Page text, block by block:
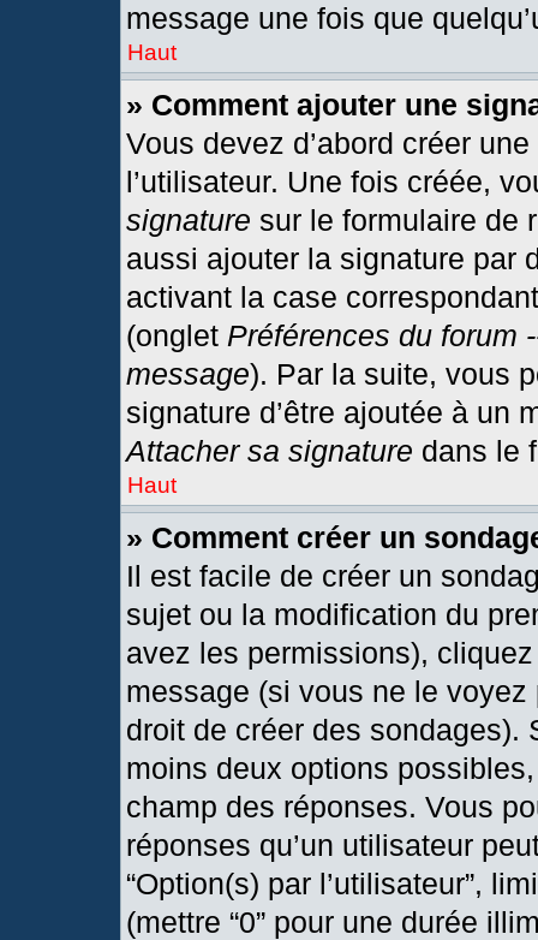
message une fois que
Haut
» Comment ajouter une
Vous devez d’abord créer
l’utilisateur. Une fois créée,
signature sur le formulaire de
aussi ajouter la signature par
activant la case
(onglet Préférences du forum
message). Par la suite, vous
signature d’être ajoutée à un
Attacher sa signature dans le
Haut
» Comment créer un
Il est facile de créer un
sujet ou la modification du
avez les permissions),
message (si vous ne le
droit de créer des sondages).
moins deux options
champ des réponses. Vous
réponses qu’un utilisateur
“Option(s) par l’utilisateur”,
(mettre “0” pour une durée